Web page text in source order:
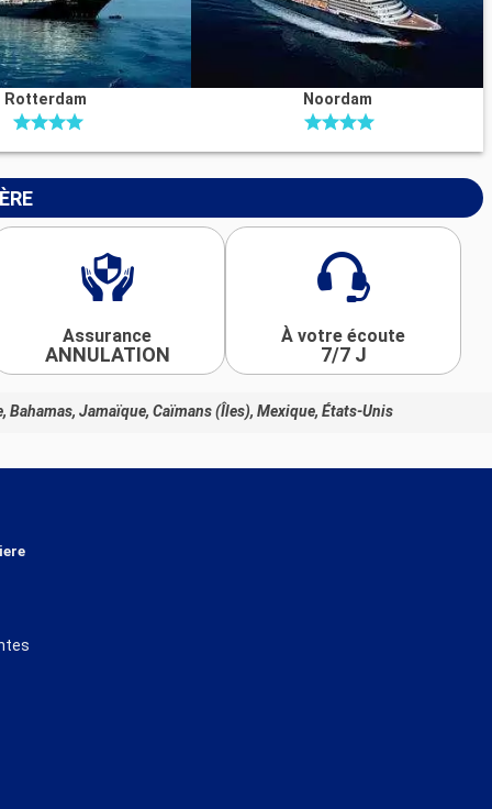
Rotterdam Noordam
Assurance
ANNULATION
À votre écoute
7/7 J
Jamaïque, Caïmans (Îles), Mexique, États-Unis